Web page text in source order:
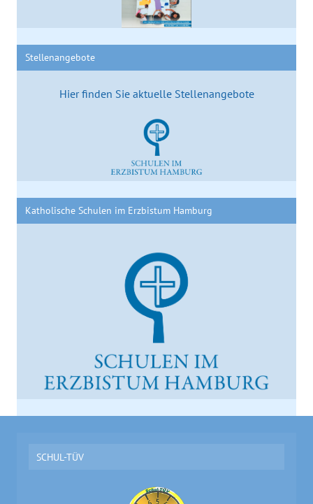
Stellenangebote
Hier finden Sie aktuelle Stellenangebote
Katholische Schulen im Erzbistum Hamburg
SCHUL-TÜV